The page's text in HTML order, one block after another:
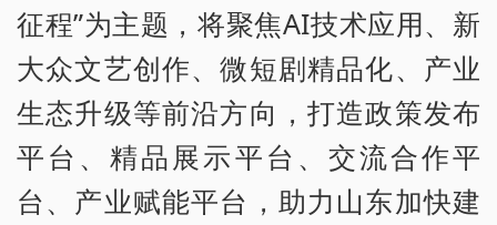
征程”为主题，将聚焦AI技术应用、新
大众文艺创作、微短剧精品化、产业
生态升级等前沿方向，打造政策发布
平台、精品展示平台、交流合作平
台、产业赋能平台，助力山东加快建